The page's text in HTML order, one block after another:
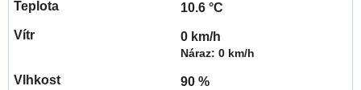
10.6 °C
0 km/h
Náraz: 0 km/h
90 %